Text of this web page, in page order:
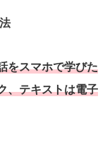
をスマホで学びた
、テキストは電子